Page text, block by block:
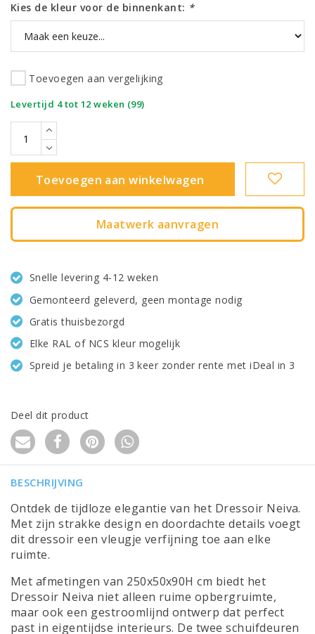
Kies de kleur voor de binnenkant: *
Toevoegen aan vergelijking
Levertijd 4 tot 12 weken (99)
Toevoegen aan winkelwagen
Maatwerk aanvragen
Snelle levering 4-12 weken
Gemonteerd geleverd, geen montage nodig
Gratis thuisbezorgd
Elke RAL of NCS kleur mogelijk
Spreid je betaling in 3 keer zonder rente met iDeal in 3
Deel dit product
BESCHRIJVING
Ontdek de tijdloze elegantie van het Dressoir Neiva.
Met zijn strakke design en doordachte details voegt
dit dressoir een vleugje verfijning toe aan elke
ruimte.
Met afmetingen van 250x50x90H cm biedt het
Dressoir Neiva niet alleen ruime opbergruimte,
maar ook een gestroomlijnd ontwerp dat perfect
past in eigentijdse interieurs. De twee schuifdeuren